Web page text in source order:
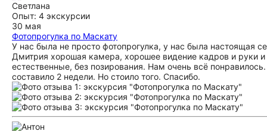
Светлана
Опыт: 4 экскурсии
30 мая
Фотопрогулка по Маскату
У нас была не просто фотопрогулка, у нас была настоящая
Дмитрия хорошая камера, хорошее видение кадров и руки
естественные, без позирования. Нам очень всё
составило 2 недели. Но стоило того. Спасибо.